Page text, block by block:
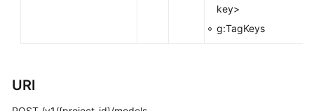
用
key>
g:TagKeys
URI